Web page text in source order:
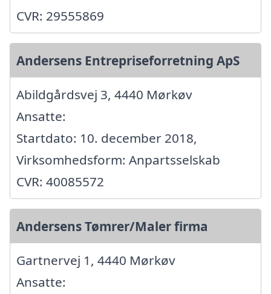
CVR: 29555869
Andersens Entrepriseforretning ApS
Abildgårdsvej 3, 4440 Mørkøv
Ansatte:
Startdato: 10. december 2018,
Virksomhedsform: Anpartsselskab
CVR: 40085572
Andersens Tømrer/Maler firma
Gartnervej 1, 4440 Mørkøv
Ansatte: